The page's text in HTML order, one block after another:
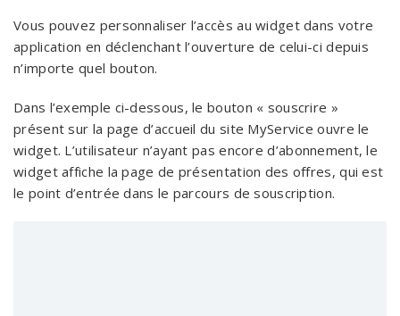
Vous pouvez personnaliser l’accès au widget dans votre
application en déclenchant l’ouverture de celui-ci depuis
n’importe quel bouton.
Dans l’exemple ci-dessous, le bouton « souscrire »
présent sur la page d’accueil du site MyService ouvre le
widget. L’utilisateur n’ayant pas encore d’abonnement, le
widget affiche la page de présentation des offres, qui est
le point d’entrée dans le parcours de souscription.